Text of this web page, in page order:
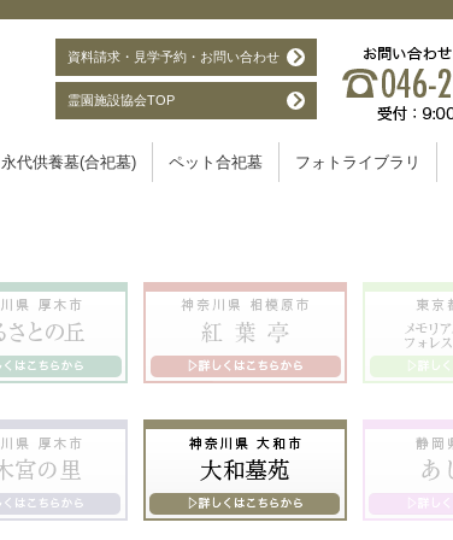
資料請求・見学予約・お問い合わせ
霊園施設協会TOP
永代供養墓(合祀墓) ペット合祀墓 フォトライブラリ